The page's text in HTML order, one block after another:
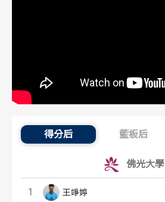
得分后 籃板后
得分后：內容起點
佛光大學
1 王竫婷